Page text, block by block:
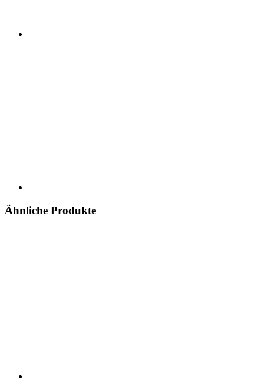
Ähnliche Produkte